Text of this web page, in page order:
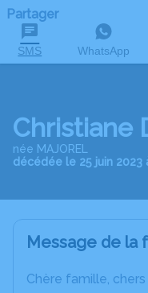
Partager
SMS WhatsApp
Christiane
née MAJOREL
décédée le 25 juin 2023
Message de la
Chère famille, chers